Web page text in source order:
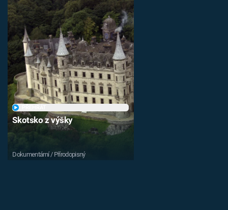
Sledujte nás
Skotsko z výšky
Dokumentární / Přírodopisný